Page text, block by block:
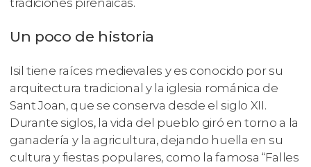
Un poco de historia
Isil tiene raíces medievales y es conocido por su
arquitectura tradicional y la iglesia románica de
Sant Joan, que se conserva desde el siglo XII.
Durante siglos, la vida del pueblo giró en torno a la
ganadería y la agricultura, dejando huella en su
cultura y fiestas populares, como la famosa “Falles